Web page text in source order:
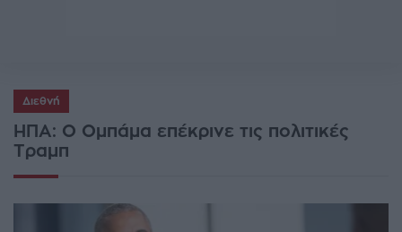
Διεθνή
ΗΠΑ: Ο Ομπάμα επέκρινε τις πολιτικές
Τραμπ